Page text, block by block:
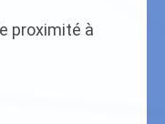
proximité à